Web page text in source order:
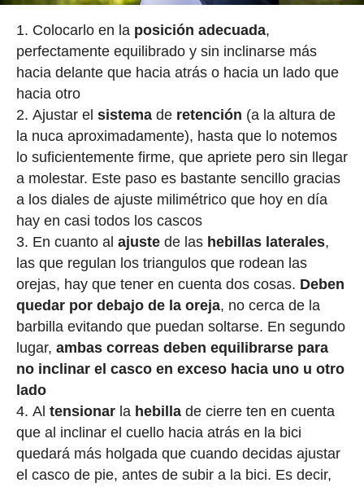
Colocarlo en la posición adecuada,
perfectamente equilibrado y sin inclinarse más
hacia delante que hacia atrás o hacia un lado que
hacia otro
Ajustar el sistemade retención (a la altura de
la nuca aproximadamente), hasta que lo notemos
lo suficientemente firme, que apriete pero sin llegar
a molestar. Este paso es bastante sencillo gracias
a los diales de ajuste milimétrico que hoy en día
hay en casi todos los cascos
En cuanto al ajustede las hebillas laterales,
las que regulan los triangulos que rodean las
orejas, hay que tener en cuenta dos cosas. Deben
quedar por debajo de la oreja, no cerca de la
barbilla evitando que puedan soltarse. En segundo
lugar, ambas correas deben equilibrarse para
no inclinar el casco en exceso hacia uno u otro
lado
Al tensionarla hebillade cierre ten en cuenta
que al inclinar el cuello hacia atrás en la bici
quedará más holgada que cuando decidas ajustar
el casco de pie, antes de subir a la bici. Es decir,